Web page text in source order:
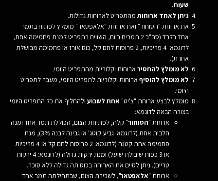
שעות.
ניתן לאחד ארוחותמהתפריט לארוחות גדולות.
את ארוחת "הסוחור" ואת ארוחת "אלאפטאר" מומלץ לפתוח בתמר
אחד בלבד (סה"כ 2 תמרים ביום, השווים בתפריט למנת פחמימה אחת,
לדוגמא: 4 פריכיות, 2 פרוסות לחם קל, כוס אורז או פחמימה מבושלת
אחרת).
לא מומלץ להחסיר ארוחות וקלוריות מהתפריט היומי.
לא מומלץ להוסיף ארוחות וקלוריות לתפריט היומי, מעבר לתפריט
היומי.
מומלץ לבצע ארוחת "צ'יט" אחת לשבועולהחליף את כל התפריט היומי
בצורה הבאה לדוגמא:
ארוחת "הסוחור" קלה, לפתיחת הצום, הכוללת תמר אחד ומנה
חלבית אחת (לדוגמא: גביע קוטג' או גבינה לבנה 3%), מנת
פחמימה אחת קטנה (לדוגמא: 2 פרוסות לחם קל או 4 פריכיות
או 3 כפות שיבולת שועל) ומנת ירקות גדולה (לדוגמא: 4 ירקות
טריים). ניתן לסיים את הארוחה בכוס תה גדולה ללא סוכר.
ארוחת "אלאפטאר", לשבירת הצום, שבתחילתה תמר אחד